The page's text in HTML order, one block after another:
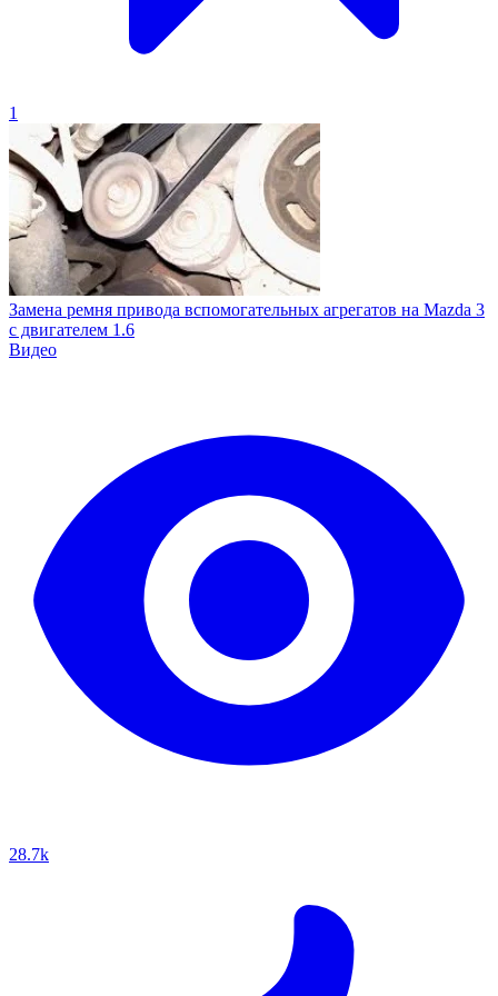
1
Замена ремня привода вспомогательных агрегатов на Mazda 3
с двигателем 1.6
Видео
28.7k